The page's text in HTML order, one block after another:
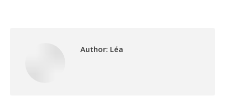
Author: Léa